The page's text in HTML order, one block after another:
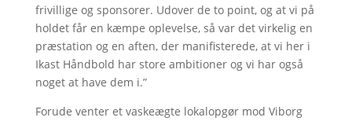
frivillige og sponsorer. Udover de to point, og at vi på
holdet får en kæmpe oplevelse, så var det virkelig en
præstation og en aften, der manifisterede, at vi her i
Ikast Håndbold har store ambitioner og vi har også
noget at have dem i.”
Forude venter et vaskeægte lokalopgør mod Viborg